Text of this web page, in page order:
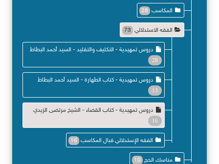
المكاسب 28
الفقه الاستدلالي 73
دروس تمهيدية - التكليف والتقليد - السيد أحمد البطاط
28
دروس تمهيدية - كتاب الطهارة - السيد أحمد البطاط
13
دروس تمهيدية - كتاب القضاء - الشيخ مرتضى الزيدي
16
الفقه الإستدلالي قبال المكاسب 16
مناسك الحج 10